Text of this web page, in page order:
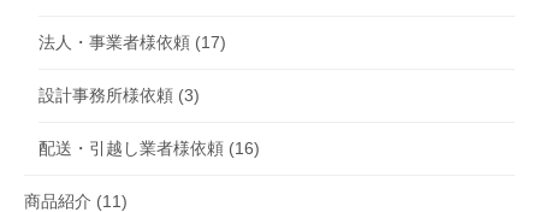
法人・事業者様依頼 (17)
設計事務所様依頼 (3)
配送・引越し業者様依頼 (16)
商品紹介 (11)